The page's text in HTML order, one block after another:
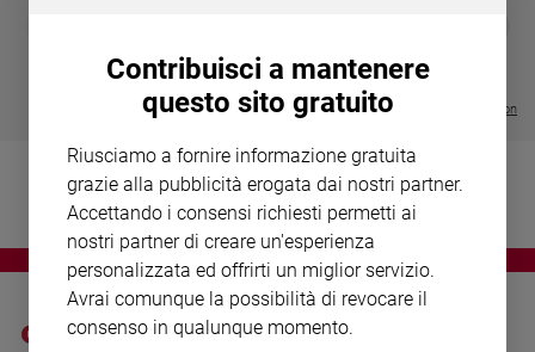
giorno
giorno
- VOL DA 1 AL 5
€ 64,50
Visualizza tutte le collection
Contribuisci a mantenere
questo sito gratuito
Riusciamo a fornire informazione gratuita
grazie alla pubblicità erogata dai nostri partner.
Accettando i consensi richiesti permetti ai
nostri partner di creare un'esperienza
personalizzata ed offrirti un miglior servizio.
Avrai comunque la possibilità di revocare il
consenso in qualunque momento.